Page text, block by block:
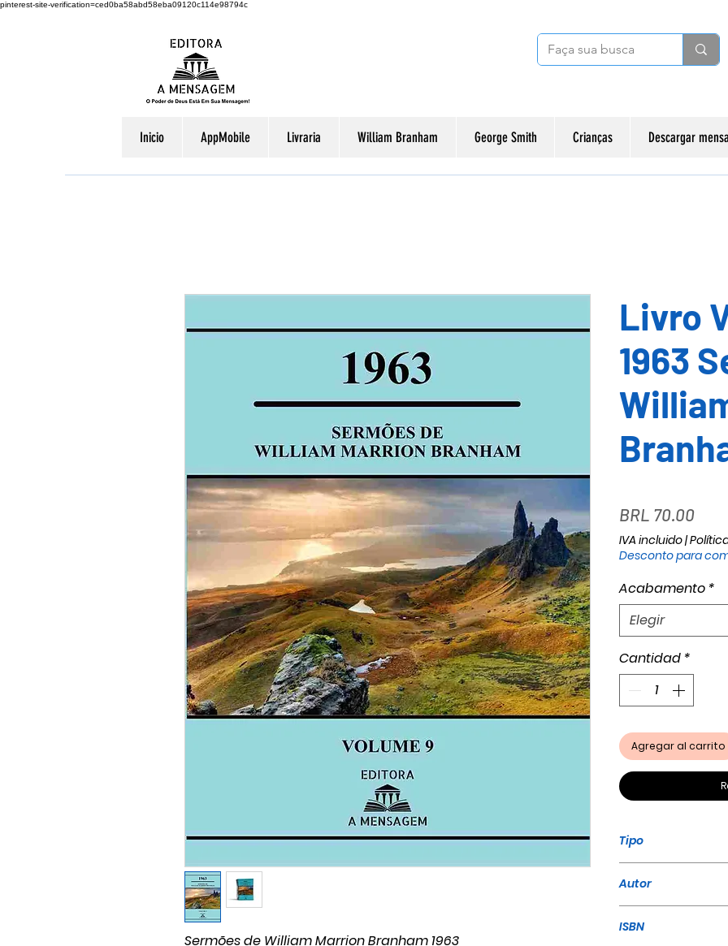
pinterest-site-verification=ced0ba58abd58eba09120c114e98794c
Inicio AppMobile Livraria William Branham George Smith Crianças Descargar
Sermões de William Marrion Branham 1963
Livro
1963
BRL 70.00
IVA incluido|
Desconto para
Acabamento *
Elegir
Cantidad *
Agregar al carrito
Tipo
Autor
ISBN